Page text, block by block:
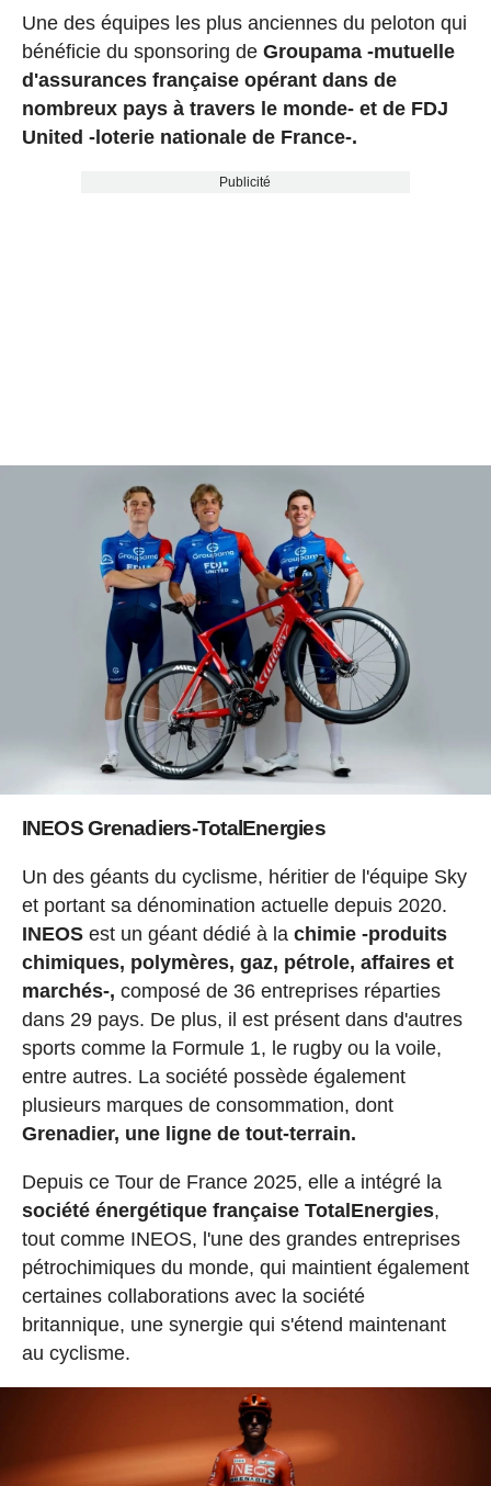
Une des équipes les plus anciennes du peloton qui
bénéficie du sponsoring de Groupama -mutuelle
d'assurances française opérant dans de
nombreux pays à travers le monde- et de FDJ
United -loterie nationale de France-.
Publicité
INEOS Grenadiers-TotalEnergies
Un des géants du cyclisme, héritier de l'équipe Sky
et portant sa dénomination actuelle depuis 2020.
INEOSest un géant dédié à la chimie -produits
chimiques, polymères, gaz, pétrole, affaires et
marchés-, composé de 36 entreprises réparties
dans 29 pays. De plus, il est présent dans d'autres
sports comme la Formule 1, le rugby ou la voile,
entre autres. La société possède également
plusieurs marques de consommation, dont
Grenadier, une ligne de tout-terrain.
Depuis ce Tour de France 2025, elle a intégré la
société énergétique française TotalEnergies,
tout comme INEOS, l'une des grandes entreprises
pétrochimiques du monde, qui maintient également
certaines collaborations avec la société
britannique, une synergie qui s'étend maintenant
au cyclisme.